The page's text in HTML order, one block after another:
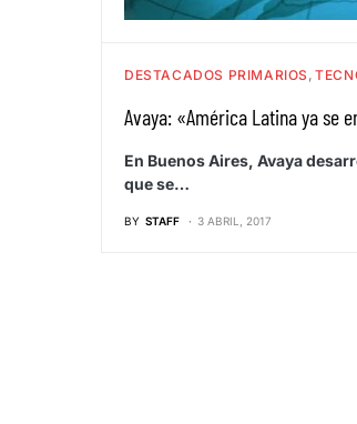
DESTACADOS PRIMARIOS
Avaya: «América Latina ya se
En Buenos Aires, Avaya
que se…
BY STAFF 3 ABRIL, 2017